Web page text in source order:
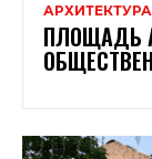
АРХИТЕКТУРА
ПЛОЩАДЬ